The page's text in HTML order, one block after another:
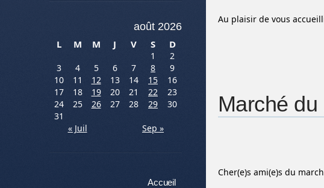
août 2026
L
M M J V S D
1
2
3
4 5 6 7 8
9
10
11 12 13 14 15
16
17
18 19 20 21 22
23
24
25 26 27 28 29
30
31
« Juil
Sep »
Accueil
Au plaisir de vous
Marché
Cher(e)s ami(e)s du